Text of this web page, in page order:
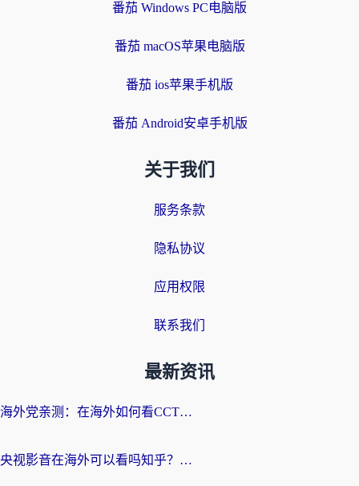
番茄 Windows PC电脑版
番茄 macOS苹果电脑版
番茄 ios苹果手机版
番茄 Android安卓手机版
关于我们
服务条款
隐私协议
应用权限
联系我们
最新资讯
海外党亲测：在海外如何看CCTV？告别“仅限大陆播放”的实用指南
央视影音在海外可以看吗知乎？留学生亲测：3步解决地域限制+追剧自由